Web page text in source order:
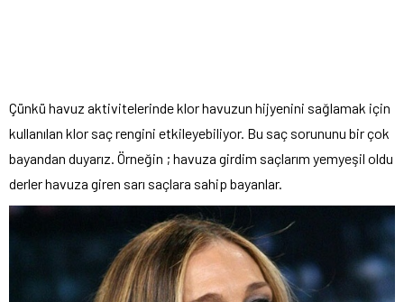
Çünkü havuz aktivitelerinde klor havuzun hijyenini sağlamak için
kullanılan klor saç rengini etkileyebiliyor. Bu saç sorununu bir çok
bayandan duyarız. Örneğin ; havuza girdim saçlarım yemyeşil oldu
derler havuza giren sarı saçlara sahip bayanlar.